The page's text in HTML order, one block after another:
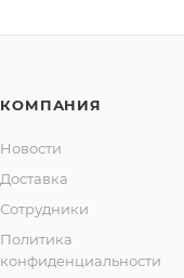
КОМПАНИЯ
Новости
Доставка
Сотрудники
Политика
конфиденциальности